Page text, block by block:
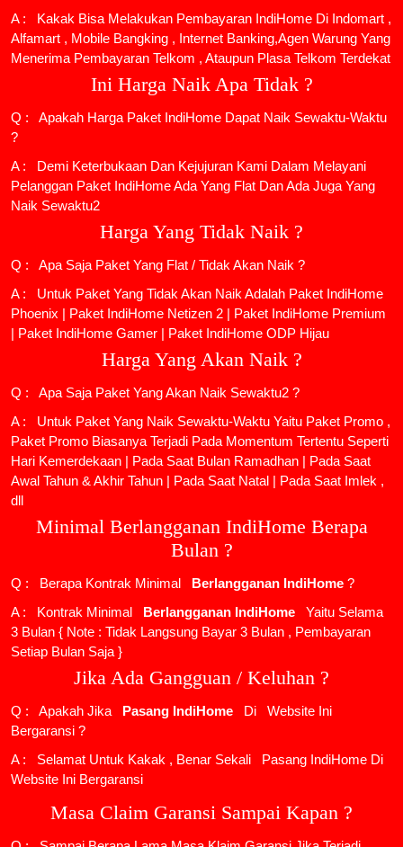
A : Kakak Bisa Melakukan Pembayaran IndiHome Di Indomart ,
Alfamart , Mobile Bangking , Internet Banking,Agen Warung Yang
Menerima Pembayaran Telkom , Ataupun Plasa Telkom Terdekat
Ini Harga Naik Apa Tidak ?
Q : Apakah Harga Paket IndiHome Dapat Naik Sewaktu-Waktu
?
A : Demi Keterbukaan Dan Kejujuran Kami Dalam Melayani
Pelanggan Paket IndiHome Ada Yang Flat Dan Ada Juga Yang
Naik Sewaktu2
Harga Yang Tidak Naik ?
Q : Apa Saja Paket Yang Flat / Tidak Akan Naik ?
A : Untuk Paket Yang Tidak Akan Naik Adalah Paket IndiHome
Phoenix | Paket IndiHome Netizen 2 | Paket IndiHome Premium
| Paket IndiHome Gamer | Paket IndiHome ODP Hijau
Harga Yang Akan Naik ?
Q : Apa Saja Paket Yang Akan Naik Sewaktu2 ?
A : Untuk Paket Yang Naik Sewaktu-Waktu Yaitu Paket Promo ,
Paket Promo Biasanya Terjadi Pada Momentum Tertentu Seperti
Hari Kemerdekaan | Pada Saat Bulan Ramadhan | Pada Saat
Awal Tahun & Akhir Tahun | Pada Saat Natal | Pada Saat Imlek ,
dll
Minimal Berlangganan IndiHome Berapa
Bulan ?
Q : Berapa Kontrak Minimal Berlangganan IndiHome ?
A : Kontrak Minimal
Berlangganan IndiHome
Yaitu Selama
3 Bulan { Note : Tidak Langsung Bayar 3 Bulan , Pembayaran
Setiap Bulan Saja }
Jika Ada Gangguan / Keluhan ?
Q : Apakah Jika Pasang IndiHome Di
Website Ini
Bergaransi ?
A : Selamat Untuk Kakak , Benar Sekali
Pasang IndiHome Di
Website Ini Bergaransi
Masa Claim Garansi Sampai Kapan ?